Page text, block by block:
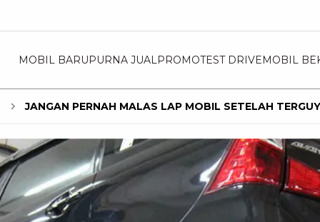
MOBIL BARUPURNA JUAL PROMOTEST DRIVEMOBIL
JANGAN PERNAH MALAS LAP MOBIL SETELAH